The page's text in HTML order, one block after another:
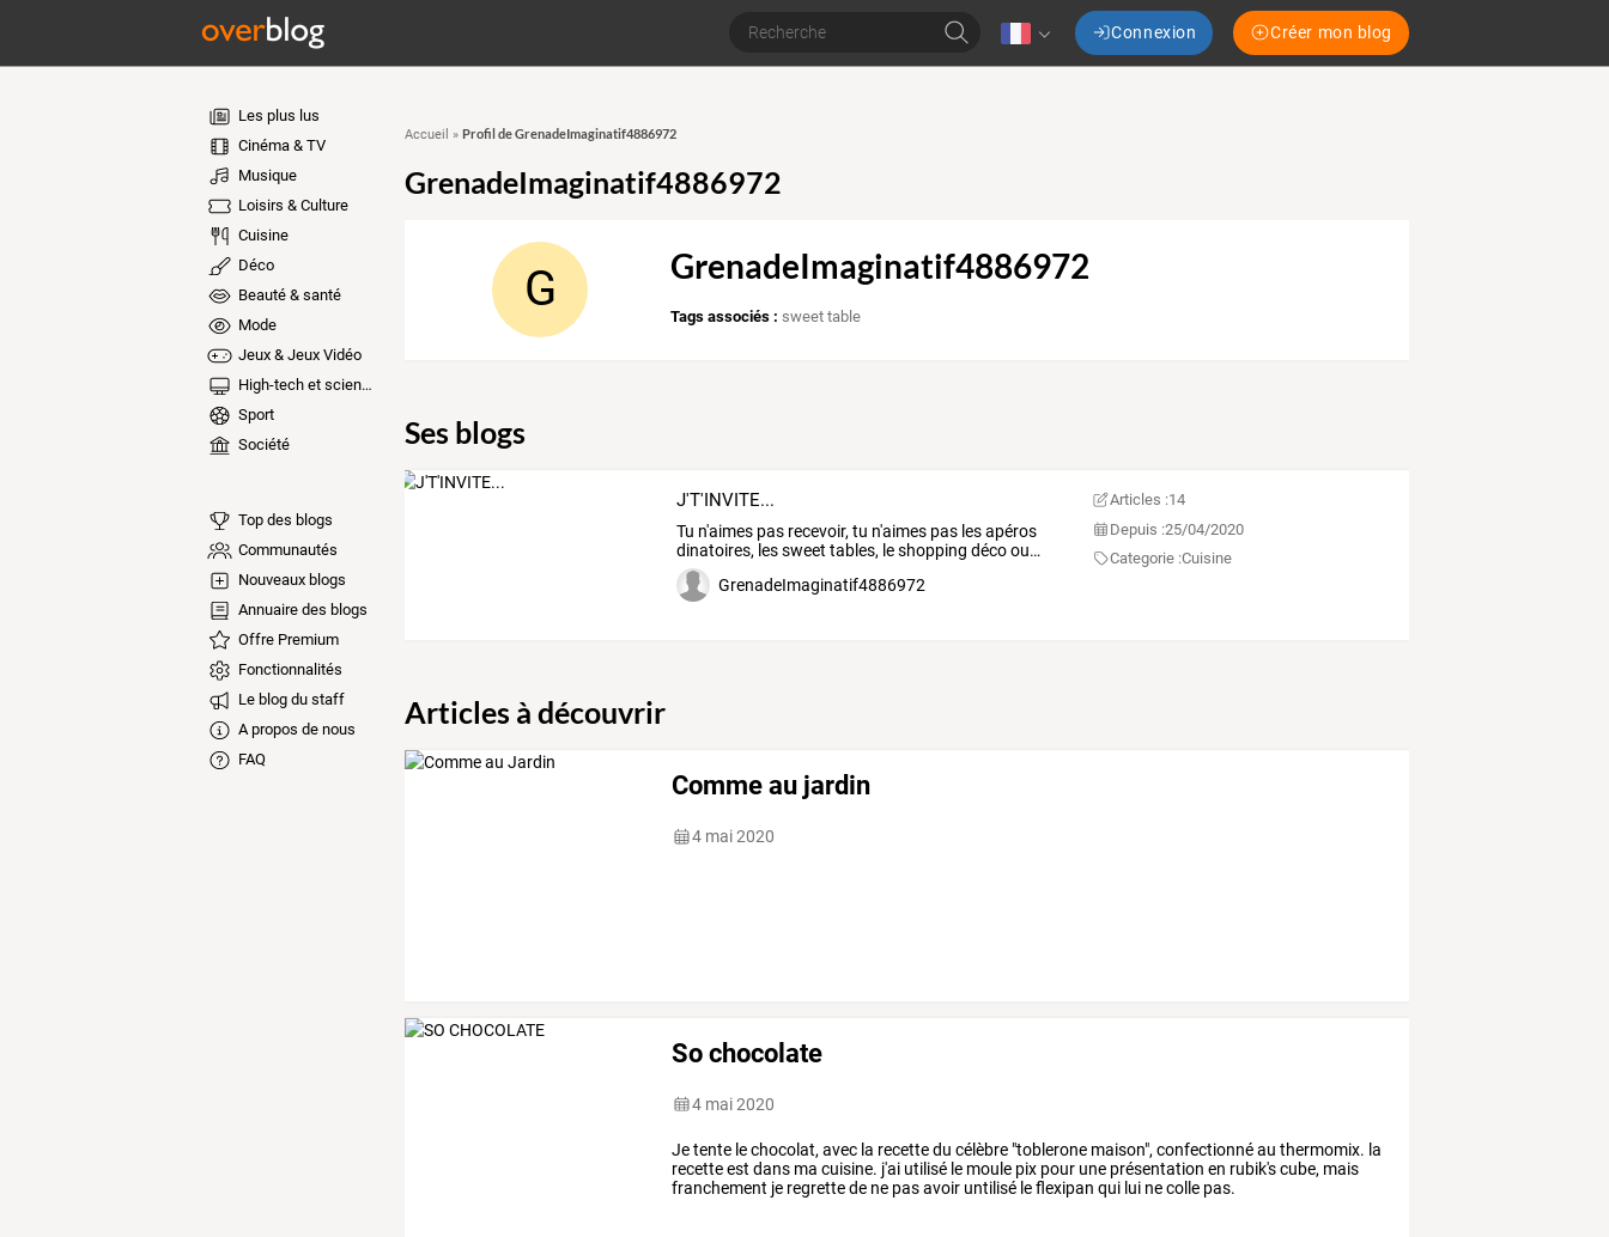
Connexion Créer mon blog
Les plus lus
Cinéma & TV
Musique
Loisirs & Culture
Cuisine
Déco
Beauté & santé
Mode
Jeux & Jeux Vidéo
High-tech et sciences
Sport
Société
Top des blogs
Communautés
Nouveaux blogs
Annuaire des blogs
Offre Premium
Fonctionnalités
Le blog du staff
A propos de nous
FAQ
Accueil » Profil de GrenadeImaginatif4886972
GrenadeImaginatif4886972
G GrenadeImaginatif4886972
Tags associés : sweet table
Ses blogs
J'T'INVITE...
Tu n'aimespasrecevoir,tu n'aimespaslesapéros
dinatoires,lessweet tables,leshopping décoou…
GrenadeImaginatif4886972
Articles :14
Depuis :25/04/2020
Categorie :Cuisine
Articles à découvrir
Comme au jardin
4 mai 2020
So chocolate
4 mai 2020
Je tente le chocolat, avec la recette du célèbre "toblerone maison", confectionné au thermomix. la
recette est dans ma cuisine. j'ai utilisé le moule pix pour une présentation en rubik's cube, mais
franchement je regrette de ne pas avoir untilisé le flexipan qui lui ne colle pas.